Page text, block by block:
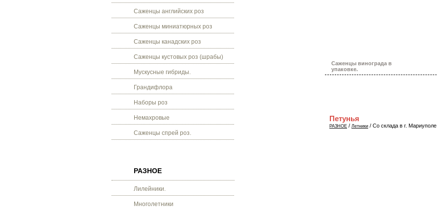
Саженцы английских роз
Саженцы миниатюрных роз
Саженцы канадских роз
Саженцы кустовых роз (шрабы)
Мускусные гибриды.
Грандифлора
Наборы роз
Немахровые
Саженцы спрей роз.
РАЗНОЕ
Лилейники.
Многолетники
Саженцы винограда в
упаковке.
Петунья
РАЗНОЕ / Летники / Со склада в г. Мариуполе